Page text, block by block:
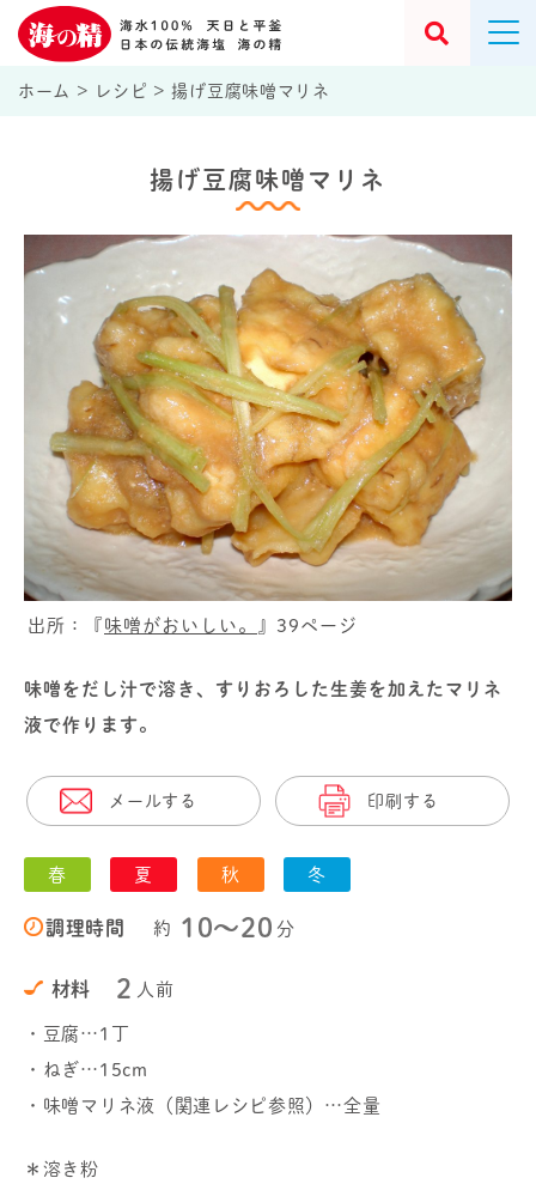
ホーム > レシピ >揚げ豆腐味噌マリネ
揚げ豆腐味噌マリネ
出所：『 味噌がおいしい。 』39ページ
味噌をだし汁で溶き、すりおろした生姜を加えたマリネ
液で作ります。
メールする 印刷する
春 夏 秋 冬
調理時間 約 10〜20 分
材料 2 人前
・豆腐…1丁
・ねぎ…15cm
・味噌マリネ液（関連レシピ参照）…全量
＊溶き粉